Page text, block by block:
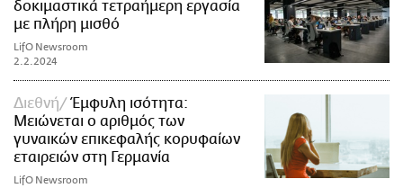
δοκιμαστικά τετραήμερη εργασία
με πλήρη μισθό
LifO Newsroom
2.2.2024
Διεθνή
Έμφυλη ισότητα:
Μειώνεται ο αριθμός των
γυναικών επικεφαλής κορυφαίων
εταιρειών στη Γερμανία
LifO Newsroom